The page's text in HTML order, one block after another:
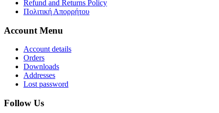
Refund and Returns Policy
Πολιτική Απορρήτου
Account Menu
Account details
Orders
Downloads
Addresses
Lost password
Follow Us